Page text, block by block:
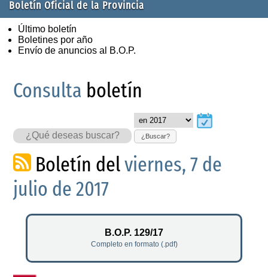
Boletín Oficial de la Provincia
Último boletín
Boletines por año
Envío de anuncios al B.O.P.
Consulta boletín
¿Buscar?
Boletín delviernes, 7 de
julio de 2017
B.O.P. 129/17
Completo en formato (.pdf)